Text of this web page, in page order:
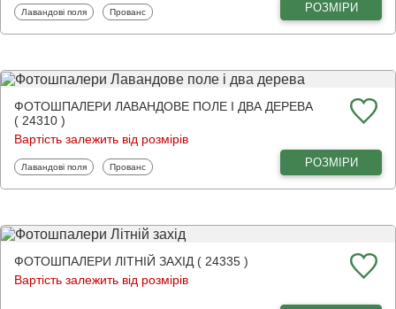
Фотошпалери
Лавандові поля Фотошпалери
Прованс РОЗМІРИ
ФОТОШПАЛЕРИ ЛАВАНДОВЕ ПОЛЕ І ДВА ДЕРЕВА
( 24310 )
Вартість залежить від розмірів
Фотошпалери
Лавандові поля Фотошпалери
Прованс РОЗМІРИ
ФОТОШПАЛЕРИ ЛІТНІЙ ЗАХІД ( 24335 )
Вартість залежить від розмірів